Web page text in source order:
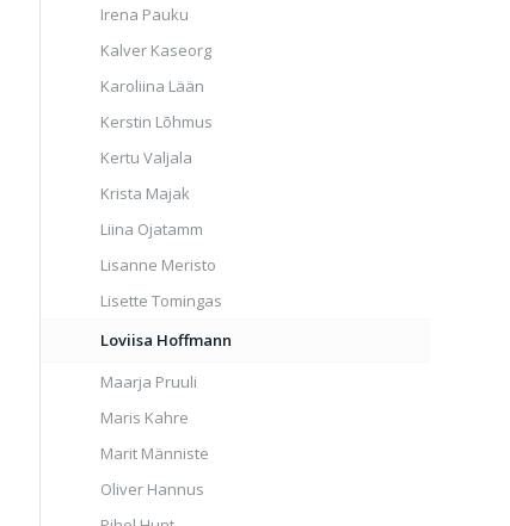
Irena Pauku
Kalver Kaseorg
Karoliina Lään
Kerstin Lõhmus
Kertu Valjala
Krista Majak
Liina Ojatamm
Lisanne Meristo
Lisette Tomingas
Loviisa Hoffmann
Maarja Pruuli
Maris Kahre
Marit Männiste
Oliver Hannus